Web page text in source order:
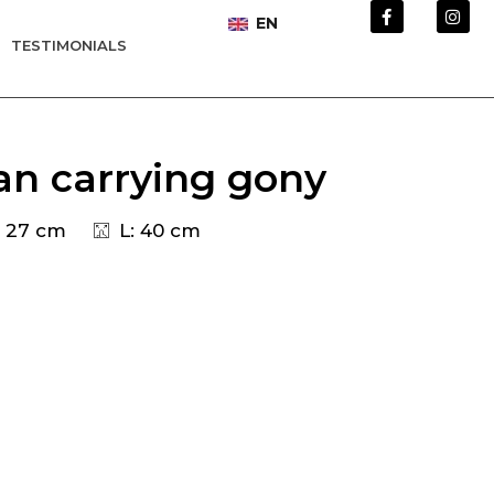
TESTIMONIALS
EN
carrying gony
27 cm L: 40 cm